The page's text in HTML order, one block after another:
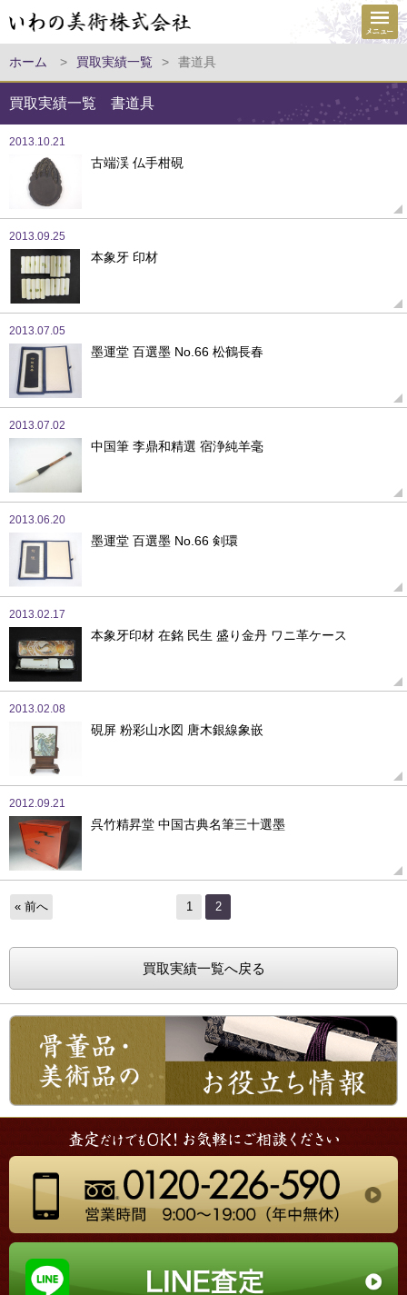
ホーム > 買取実績一覧 > 書道具
買取実績一覧 書道具
2013.10.21
古端渓 仏手柑硯
2013.09.25
本象牙 印材
2013.07.05
墨運堂 百選墨 No.66 松鶴長春
2013.07.02
中国筆 李鼎和精選 宿浄純羊毫
2013.06.20
墨運堂 百選墨 No.66 剣環
2013.02.17
本象牙印材 在銘 民生 盛り金丹 ワニ革ケース
2013.02.08
硯屏 粉彩山水図 唐木銀線象嵌
2012.09.21
呉竹精昇堂 中国古典名筆三十選墨
« 前へ 1 2
買取実績一覧へ戻る